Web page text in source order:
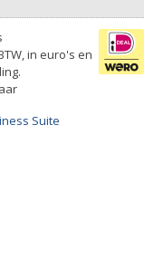
in euro's en
Suite